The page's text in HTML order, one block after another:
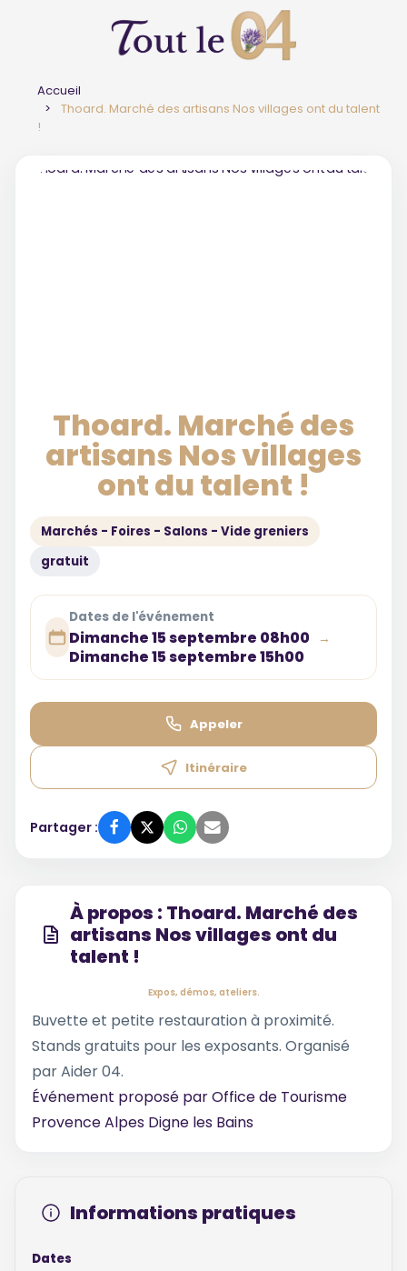
Accueil
Thoard. Marché des artisans Nos villages ont du talent
!
Thoard. Marché des
artisans Nos villages
ont du talent !
Marchés - Foires - Salons - Vide greniers
gratuit
Dates de l'événement
Dimanche 15 septembre 08h00 →
Dimanche 15 septembre 15h00
Appeler
Itinéraire
Partager :
À propos : Thoard. Marché des
artisans Nos villages ont du
talent !
Expos, démos, ateliers.
Buvette et petite restauration à proximité.
Stands gratuits pour les exposants. Organisé
par Aider 04.
Événement proposé parOffice de Tourisme
Provence Alpes Digne les Bains
Informations pratiques
Dates